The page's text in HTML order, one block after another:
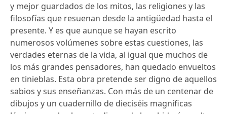
y mejor guardados de los mitos, las religiones y las
filosofías que resuenan desde la antigüedad hasta el
presente. Y es que aunque se hayan escrito
numerosos volúmenes sobre estas cuestiones, las
verdades eternas de la vida, al igual que muchos de
los más grandes pensadores, han quedado envueltos
en tinieblas. Esta obra pretende ser digno de aquellos
sabios y sus enseñanzas. Con más de un centenar de
dibujos y un cuadernillo de dieciséis magníficas